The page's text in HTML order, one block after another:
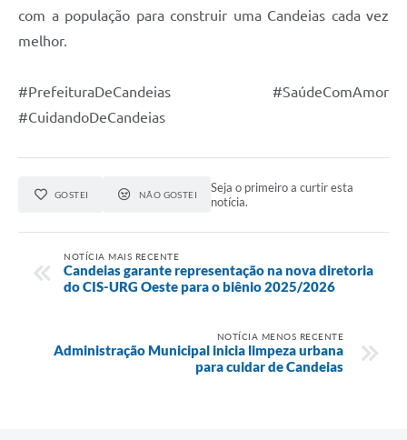
Prestação de Contas Secretária de Saúde
RELATÓRIO ESPORTE MUNICIPAL 2025
com a população para construir uma Candeias cada vez
melhor.
#PrefeituraDeCandeias #SaúdeComAmor
#CuidandoDeCandeias
GOSTEI NÃO GOSTEI
Seja o primeiro a curtir esta
notícia.
NOTÍCIA MAIS RECENTE
Candeias garante representação na nova diretoria
do CIS-URG Oeste para o biênio 2025/2026
NOTÍCIA MENOS RECENTE
Administração Municipal inicia limpeza urbana
para cuidar de Candeias